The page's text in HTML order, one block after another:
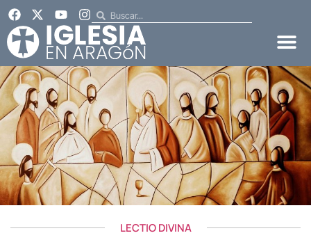
LECTIO DIVINA